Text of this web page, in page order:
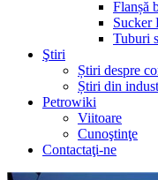
Flanșă
Sucker
Tuburi
Ştiri
Știri despre
Știri din
Petrowiki
Viitoare
Cunoştinţe
Contactaţi-ne